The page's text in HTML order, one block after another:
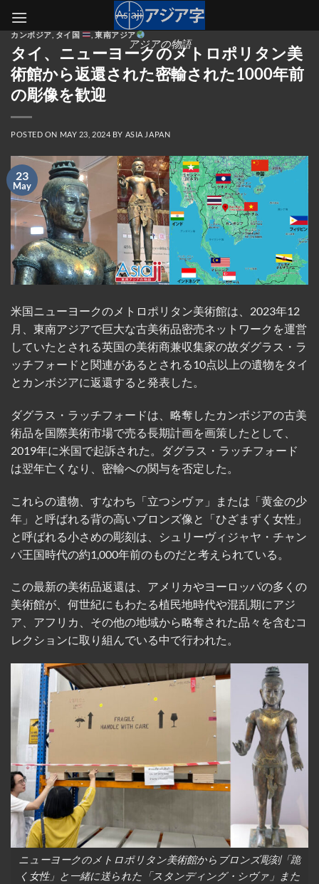
content
アジアの物語
カンボジア タイ国 ,東南アジア
タイ、ニューヨークのメトロポリタン美
術館から返還された密輸された1000年前
の彫像を歓迎
POSTED ON MAY 23, 2024 BY ASIA JAPAN
23
May
米国ニューヨークのメトロポリタン美術館は、2023年12
月、東南アジアで巨大な古美術品密売ネットワークを運営
していたとされる英国の美術商兼収集家の故ダグラス・ラ
ッチフォードと関連があるとされる10点以上の遺物をタイ
とカンボジアに返還すると発表した。
ダグラス・ラッチフォードは、略奪したカンボジアの古美
術品を国際美術市場で売る長期計画を画策したとして、
2019年に米国で起訴された。ダグラス・ラッチフォード
は翌年亡くなり、密輸への関与を否定した。
これらの遺物、すなわち「立つシヴァ」または「黄金の少
年」と呼ばれる背の高いブロンズ像と「ひざまずく女性」
と呼ばれる小さめの彫刻は、シュリーヴィジャヤ・チャン
パ王国時代の約1,000年前のものだと考えられている。
この最新の美術品返還は、アメリカやヨーロッパの多くの
美術館が、何世紀にもわたる植民地時代や混乱期にアジ
ア、アフリカ、その他の地域から略奪された品々を含むコ
レクションに取り組んでいる中で行われた。
ニューヨークのメトロポリタン美術館からブロンズ彫刻「跪
く女性」と一緒に送られた「スタンディング・シヴァ」また